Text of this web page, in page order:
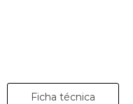
Ficha técnica